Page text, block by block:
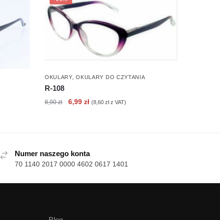
OKULARY,OKULARY DO CZYTANIA
R-108
8,90zł
Pierwotna
6,99 złAktualna
(8,60 złz VAT)
Numer naszego konta
70 1140 2017 0000 4602 0617 1401